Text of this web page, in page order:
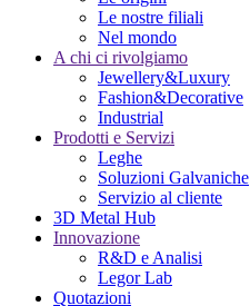
Le nostre filiali
Nel mondo
A chi ci rivolgiamo
Jewellery&Luxury
Fashion&Decorative
Industrial
Prodotti e Servizi
Leghe
Soluzioni Galvaniche
Servizio al cliente
3D Metal Hub
Innovazione
R&D e Analisi
Legor Lab
Quotazioni